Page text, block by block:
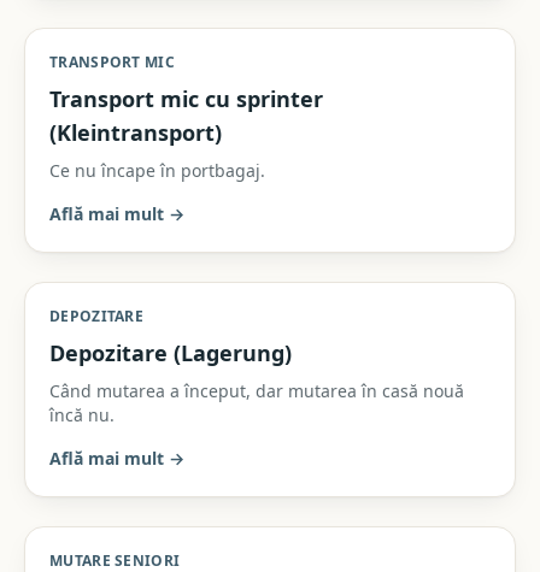
TRANSPORT MIC
Transport mic cu sprinter
(Kleintransport)
Ce nu încape în portbagaj.
Află mai mult →
DEPOZITARE
Depozitare (Lagerung)
Când mutarea a început, dar mutarea în casă nouă
încă nu.
Află mai mult →
MUTARE SENIORI